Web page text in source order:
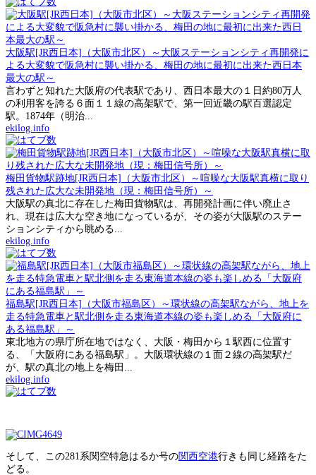
大阪駅[JR西日本]（大阪市北区）～大阪ステーションシティ再開発に
よる大変貌で阪急村に襲い掛かる、梅田の地に最初に出来た西日本
最大の駅～
言わずと知れた大阪府の代表駅であり、西日本最大の１日約80万人
の利用客を誇る６面１１線の高架駅で、第一回近畿の駅百選認定
駅。1874年（明治...
ekilog.info
梅田貨物駅跡地[JR西日本]（大阪市北区）～喧噪な大阪駅真横に取り
残された広大な未開発地（現：梅田信号所）～
大阪駅の真北に存在した梅田貨物駅は、再開発計画に伴い廃止さ
れ、現在は広大な空き地になっているが、その姿が大阪駅のステー
ションシティから眺める...
ekilog.info
福島駅[JR西日本]（大阪市福島区）～環状線の高架駅ながら、地上を
走る特急電車と駅北側を走る東海道本線の姿も楽しめる「大阪府に
ある福島駅」～
東北地方の県庁所在地ではなく、大阪・梅田から１駅西に位置す
る、「大阪府にある福島駅」。大阪環状線の１面２線の高架駅だ
が、駅の真北の地上を梅田...
ekilog.info
そして、この281系関空特急はるか号の関西空港行きも同じ経路をた
どる。